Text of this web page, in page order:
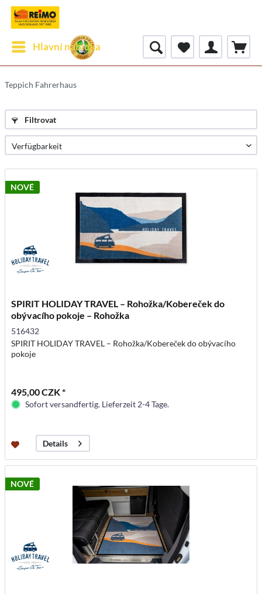
Hlavní nabídka
Teppich Fahrerhaus
Filtrovat
NOVÉ
SPIRIT HOLIDAY TRAVEL – Rohožka/Kobereček do
obývacího pokoje – Rohožka
516432
SPIRIT HOLIDAY TRAVEL – Rohožka/Kobereček do obývacího
pokoje
495,00 CZK *
Sofort versandfertig. Lieferzeit 2-4 Tage.
Details
NOVÉ